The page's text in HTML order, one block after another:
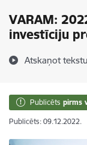
VARAM:
investīciju
Atskaņot tekstu
Publicēts pirms
Publicēts: 09.12.2022.